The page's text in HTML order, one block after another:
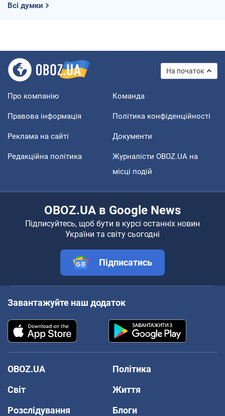
Всі думки
На початок
Про компанію Команда
Правова інформація Політика конфіденційності
Реклама на сайті Документи
Редакційна політика
Журналісти OBOZ.UA на
місці подій
OBOZ.UA в Google News
Підписуйтесь, щоб бути в курсі останніх новин
України та світу сьогодні
Підписатись
Завантажуйте наш додаток
OBOZ.UA
Політика
Світ
Життя
Розслідування
Блоги